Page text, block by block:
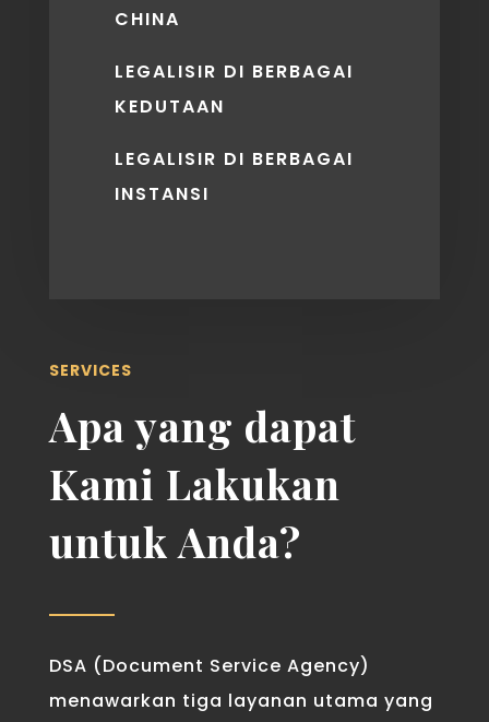
CHINA
LEGALISIR DI BERBAGAI
KEDUTAAN
LEGALISIR DI BERBAGAI
INSTANSI
SERVICES
Apa yang dapat
Kami Lakukan
untuk Anda?
DSA (Document Service Agency)
menawarkan tiga layanan utama yang